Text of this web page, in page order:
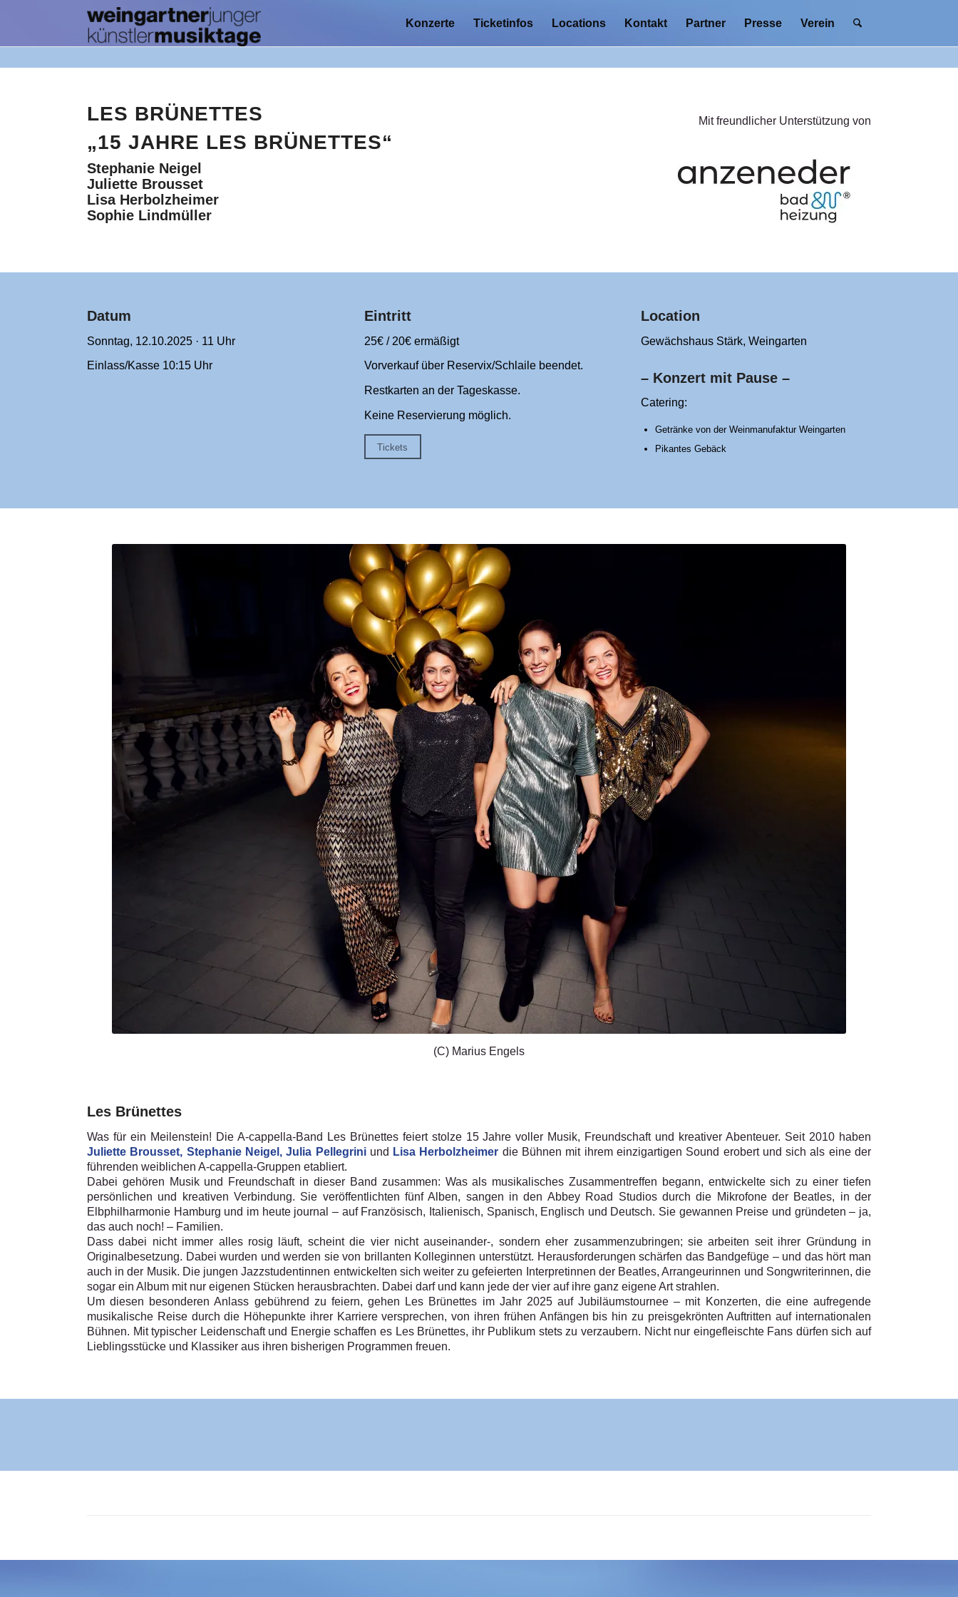
Konzerte Ticketinfos Locations Kontakt Partner Presse Verein
LES BRÜNETTES
„15 JAHRE LES BRÜNETTES“
Stephanie Neigel
Juliette Brousset
Lisa Herbolzheimer
Sophie Lindmüller
Mit freundlicher Unterstützung von
Datum
Sonntag, 12.10.2025 · 11 Uhr
Einlass/Kasse 10:15 Uhr
Eintritt
25€ / 20€ ermäßigt
Vorverkauf über Reservix/Schlaile beendet.
Restkarten an der Tageskasse.
Keine Reservierung möglich.
Tickets
Location
Gewächshaus Stärk, Weingarten
– Konzert mit Pause –
Catering:
Getränke von der Weinmanufaktur Weingarten
Pikantes Gebäck
(C) Marius Engels
Les Brünettes
Was für ein Meilenstein! Die A-cappella-Band Les Brünettes feiert stolze 15 Jahre voller Musik, Freundschaft und kreativer Abenteuer. Seit 2010 haben
Juliette Brousset, Stephanie Neigel, Julia Pellegriniund Lisa Herbolzheimer die Bühnen mit ihrem einzigartigen Sound erobert und sich als eine der
führenden weiblichen A-cappella-Gruppen etabliert.
Dabei gehören Musik und Freundschaft in dieser Band zusammen: Was als musikalisches Zusammentreffen begann, entwickelte sich zu einer tiefen
persönlichen und kreativen Verbindung. Sie veröffentlichten fünf Alben, sangen in den Abbey Road Studios durch die Mikrofone der Beatles, in der
Elbphilharmonie Hamburg und im heute journal – auf Französisch, Italienisch, Spanisch, Englisch und Deutsch. Sie gewannen Preise und gründeten – ja,
das auch noch! – Familien.
Dass dabei nicht immer alles rosig läuft, scheint die vier nicht auseinander-, sondern eher zusammenzubringen; sie arbeiten seit ihrer Gründung in
Originalbesetzung. Dabei wurden und werden sie von brillanten Kolleginnen unterstützt. Herausforderungen schärfen das Bandgefüge – und das hört man
auch in der Musik. Die jungen Jazzstudentinnen entwickelten sich weiter zu gefeierten Interpretinnen der Beatles, Arrangeurinnen und Songwriterinnen, die
sogar ein Album mit nur eigenen Stücken herausbrachten. Dabei darf und kann jede der vier auf ihre ganz eigene Art strahlen.
Um diesen besonderen Anlass gebührend zu feiern, gehen Les Brünettes im Jahr 2025 auf Jubiläumstournee – mit Konzerten, die eine aufregende
musikalische Reise durch die Höhepunkte ihrer Karriere versprechen, von ihren frühen Anfängen bis hin zu preisgekrönten Auftritten auf internationalen
Bühnen. Mit typischer Leidenschaft und Energie schaffen es Les Brünettes, ihr Publikum stets zu verzaubern. Nicht nur eingefleischte Fans dürfen sich auf
Lieblingsstücke und Klassiker aus ihren bisherigen Programmen freuen.